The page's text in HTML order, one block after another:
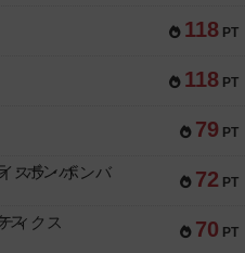
118 PT
118 PT
79 PT
72 PT
スラ・ボンバ
70 PT
ィクス